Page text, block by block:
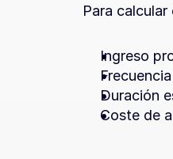
Para
Ingreso
Duración
Coste de